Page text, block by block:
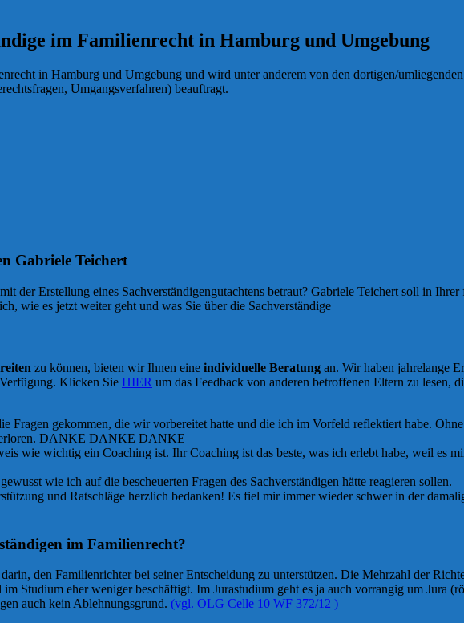
im Familienrecht in Hamburg und Umgebung
in Hamburg und Umgebung und wird unter anderem von den dortigen/
Umgangsverfahren) beauftragt.
Gabriele Teichert
der Erstellung eines Sachverständigengutachtens betraut? Gabriele Teichert soll in
wie es jetzt weiter geht und was Sie über die Sachverständige
zu können, bieten wir Ihnen eine individuelle Beratung an. Wir haben jahrelange
Klicken Sie HIER um das Feedback von anderen betroffenen Eltern zu lesen,
Fragen gekommen, die wir vorbereitet hatte und die ich im Vorfeld reflektiert habe.
DANKE DANKE DANKE
wie wichtig ein Coaching ist. Ihr Coaching ist das beste, was ich erlebt habe, weil es
wie ich auf die bescheuerten Fragen des Sachverständigen hätte reagieren sollen.
und Ratschläge herzlich bedanken! Es fiel mir immer wieder schwer in der
im Familienrecht?
den Familienrichter bei seiner Entscheidung zu unterstützen. Die Mehrzahl der
Studium eher weniger beschäftigt. Im Jurastudium geht es ja auch vorrangig um Jura
auch kein Ablehnungsgrund. (vgl. OLG Celle 10 WF 372/12 )